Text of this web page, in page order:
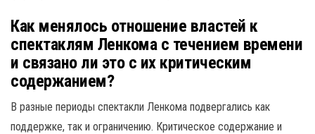
Как менялось отношение властей к
спектаклям Ленкома с течением времени
и связано ли это с их критическим
содержанием?
В разные периоды спектакли Ленкома подвергались как
поддержке, так и ограничению. Критическое содержание и